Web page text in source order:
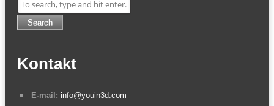
Search
Kontakt
E-mail: info@youin3d.com